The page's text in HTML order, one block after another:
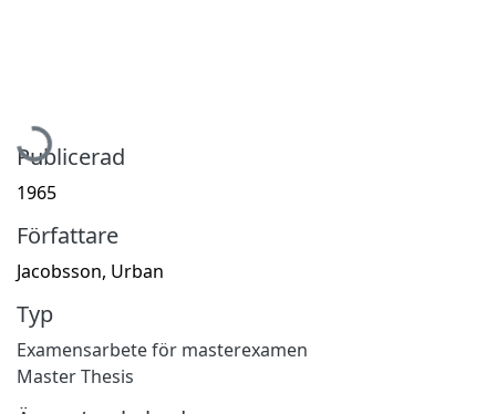
Hämtar...
Publicerad
1965
Författare
Jacobsson, Urban
Typ
Examensarbete för masterexamen
Master Thesis